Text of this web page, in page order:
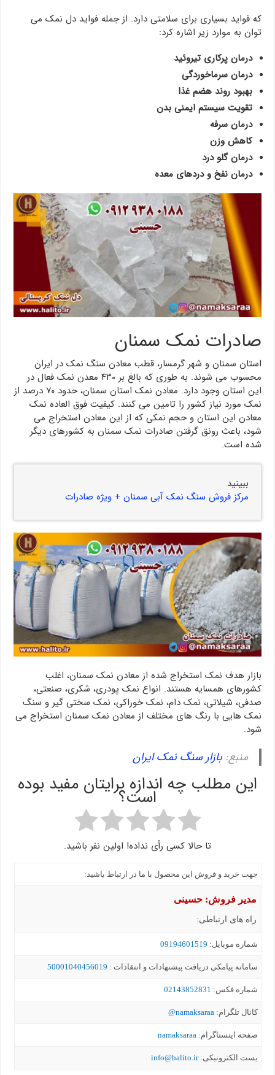
که فواید بسیاری برای سلامتی دارد. از جمله فواید دل نمک می
توان به موارد زیر اشاره کرد:
درمان پرکاری تیروئید
درمان سرماخوردگی
بهبود روند هضم غذا
تقویت سیستم ایمنی بدن
درمان سرفه
کاهش وزن
درمان گلو درد
درمان نفخ و دردهای معده
صادرات نمک سمنان
استان سمنان و شهر گرمسار، قطب معادن سنگ نمک در ایران
محسوب می شوند. به طوری که بالغ بر ۴۳۰ معدن نمک فعال در
این استان وجود دارد. معادن نمک استان سمنان، حدود ۷۰ درصد از
نمک مورد نیاز کشور را تامین می کنند. کیفیت فوق العاده نمک
معادن این استان و حجم نمکی که از این معادن استخراج می
شود، باعث رونق گرفتن صادرات نمک سمنان به کشورهای دیگر
شده است.
ببینید
مرکز فروش سنگ نمک آبی سمنان + ویژه صادرات
بازار هدف نمک استخراج شده از معادن نمک سمنان، اغلب
کشورهای همسایه هستند. انواع نمک پودری، شکری، صنعتی،
صدفی، شیلاتی، نمک دام، نمک خوراکی، نمک سختی گیر و سنگ
نمک هایی با رنگ های مختلف از معادن نمک سمنان استخراج می
شود.
منبع:بازار سنگ نمک ایران
این مطلب چه اندازه برایتان مفید بوده
است؟
تا حالا کسی رأی نداده! اولین نفر باشید.
جهت خرید و فروش این محصول با ما در ارتباط باشید:
مدیر فروش: حسینی
راه های ارتباطی:
شماره موبايل: 09194601519
سامانه پيامکي دریافت پیشنهادات و انتقادات : 50001040456019
شماره فکس: 02143852831
کانال تلگرام:namaksaraa@
صفحه اینستاگرام:namaksaraa
یست الکترونیکی:info@halito.ir